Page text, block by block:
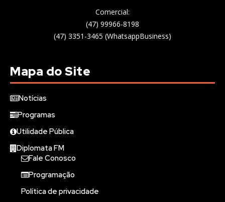
Comercial:
(47) 99966-8198
(47) 3351-3465 (WhatsappBusiness)
Mapa do Site
Notícias
Programas
Utilidade Pública
Diplomata FM
Fale Conosco
Programação
Política de privacidade